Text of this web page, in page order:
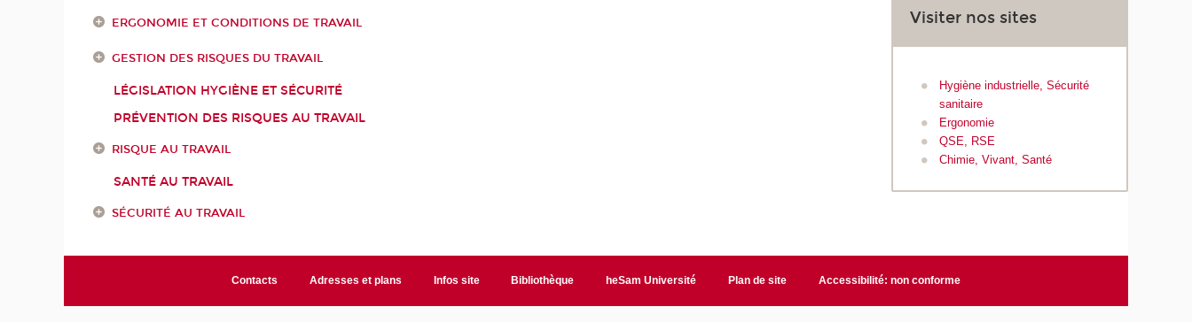
ERGONOMIE ET CONDITIONS DE TRAVAIL
GESTION DES RISQUES DU TRAVAIL
LÉGISLATION HYGIÈNE ET SÉCURITÉ
PRÉVENTION DES RISQUES AU TRAVAIL
RISQUE AU TRAVAIL
SANTÉ AU TRAVAIL
SÉCURITÉ AU TRAVAIL
Visiter nos sites
Hygiène industrielle, Sécurité
sanitaire
Ergonomie
QSE, RSE
Chimie, Vivant, Santé
Contacts Adresses et plans Infos site Bibliothèque heSam Université Plan de site Accessibilité: non conforme